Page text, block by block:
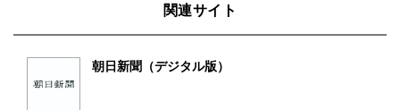
関連サイト
朝日新聞（デジタル版）